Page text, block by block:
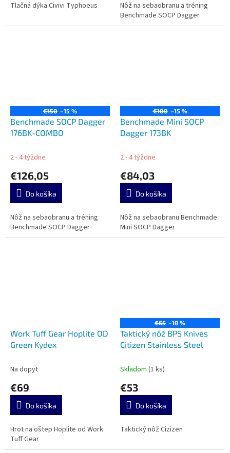
Tlačná dýka Civivi Typhoeus
Nôž na sebaobranu a tréning
Benchmade SOCP Dagger
€150 –15 %
Benchmade SOCP Dagger
176BK-COMBO
2 - 4 týždne
€126,05
Do košíka
Nôž na sebaobranu a tréning
Benchmade SOCP Dagger
€100 –15 %
Benchmade Mini SOCP
Dagger 173BK
2 - 4 týždne
€84,03
Do košíka
Nôž na sebaobranu Benchmade
Mini SOCP Dagger
Work Tuff Gear Hoplite OD
Green Kydex
Na dopyt
€69
Do košíka
Hrot na oštep Hoplite od Work
Tuff Gear
€65 –18 %
Taktický nôž BPS Knives
Citizen Stainless Steel
Skladom (1 ks)
€53
Do košíka
Taktický nôž Cizizen